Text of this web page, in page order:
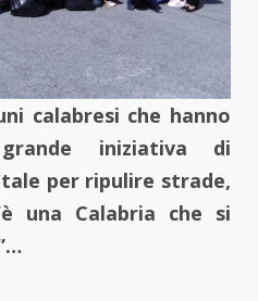
calabresi che hanno
iniziativa di
per ripulire strade,
una Calabria che si